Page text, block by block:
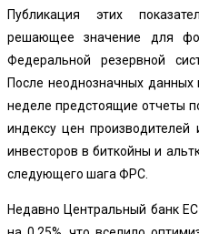
Публикация этих
решающее значение для
Федеральной резервной
После неоднозначных
неделе предстоящие отчеты
индексу цен
инвесторов в биткойны и
следующего шага ФРС.
Недавно Центральный банк